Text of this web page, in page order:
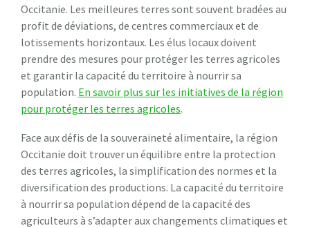
Occitanie. Les meilleures terres sont souvent bradées au
profit de déviations, de centres commerciaux et de
lotissements horizontaux. Les élus locaux doivent
prendre des mesures pour protéger les terres agricoles
et garantir la capacité du territoire à nourrir sa
population. En savoir plus sur les initiatives de la région
pour protéger les terres agricoles.
Face aux défis de la souveraineté alimentaire, la région
Occitanie doit trouver un équilibre entre la protection
des terres agricoles, la simplification des normes et la
diversification des productions. La capacité du territoire
à nourrir sa population dépend de la capacité des
agriculteurs à s’adapter aux changements climatiques et